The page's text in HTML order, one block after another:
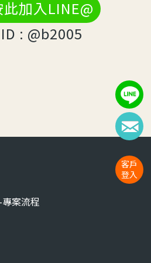
客戶
登入
此加入LINE@
ID : @b2005
案流程